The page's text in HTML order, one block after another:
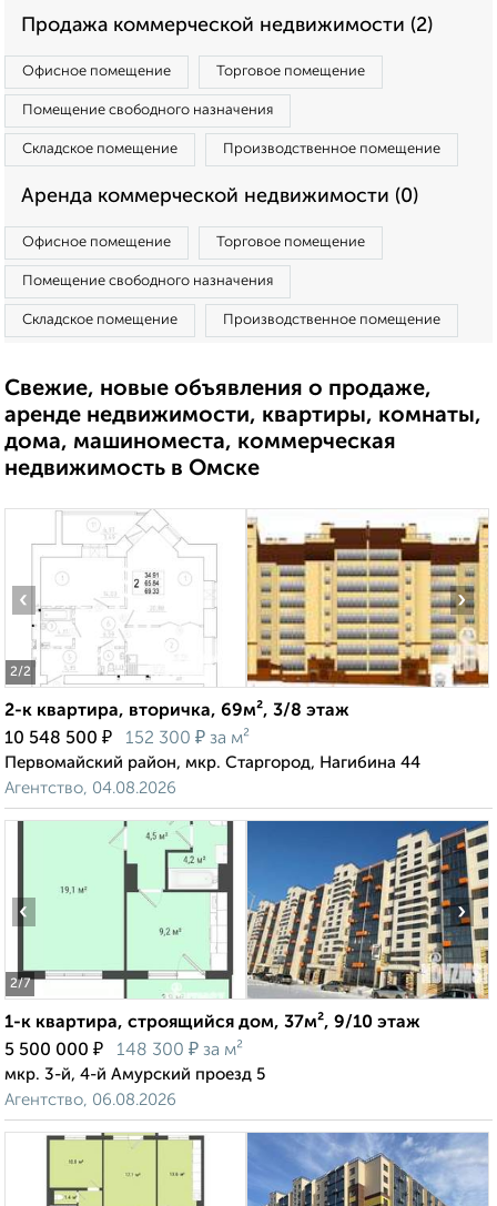
Продажа коммерческой недвижимости (2)
Офисное помещение Торговое помещение
Помещение свободного назначения
Складское помещение Производственное помещение
Аренда коммерческой недвижимости (0)
Офисное помещение Торговое помещение
Помещение свободного назначения
Складское помещение Производственное помещение
Свежие, новые объявления о продаже,
аренде недвижимости, квартиры, комнаты,
дома, машиноместа, коммерческая
недвижимость в Омске
2/2
‹ ›
2-к квартира, вторичка, 69м², 3/8 этаж
10 548 500 ₽ 152 300 ₽ за м²
Первомайский район, мкр. Старгород, Нагибина 44
Агентство, 04.08.2026
2/7
‹ ›
1-к квартира, строящийся дом, 37м², 9/10 этаж
5 500 000 ₽ 148 300 ₽ за м²
мкр. 3-й, 4-й Амурский проезд 5
Агентство, 06.08.2026